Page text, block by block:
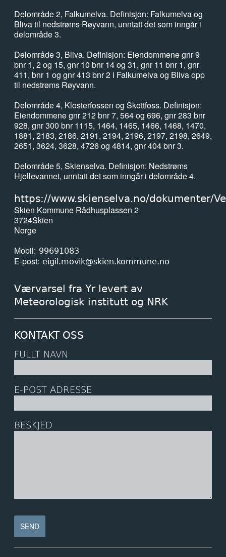
Delområde 2, Falkumelva. Definisjon: Falkumelva og
Bliva til nedstrøms Røyvann, unntatt det som inngår i
delområde 3.
Delområde 3, Bliva. Definisjon: Eiendommene gnr 9
bnr 1, 2 og 15, gnr 10 bnr 14 og 31, gnr 11 bnr 1, gnr
411, bnr 1 og gnr 413 bnr 2 i Falkumelva og Bliva opp
til nedstrøms Røyvann.
Delområde 4, Klosterfossen og Skottfoss. Definisjon:
Eiendommene gnr 212 bnr 7, 564 og 696, gnr 283 bnr
928, gnr 300 bnr 1115, 1464, 1465, 1466, 1468, 1470,
1881, 2183, 2186, 2191, 2194, 2196, 2197, 2198, 2649,
2651, 3624, 3628, 4726 og 4814, gnr 404 bnr 3.
Delområde 5, Skienselva. Definisjon: Nedstrøms
Hjellevannet, unntatt det som inngår i delområde 4.
https://www.skienselva.no/dokumenter/
Skien Kommune Rådhusplassen 2
3724Skien
Norge
Mobil
99691083
E-post eigil.movik@skien.kommune.no
Værvarsel fra Yr levert av
Meteorologisk institutt og NRK
KONTAKT OSS
FULLT NAVN
E-POST ADRESSE
BESKJED